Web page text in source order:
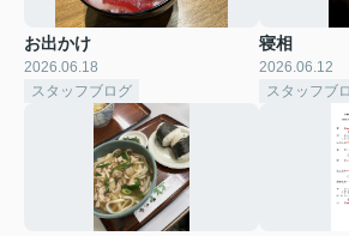
お出かけ
2026.06.18
スタッフブログ
寝相
2026.06.12
スタッフブ